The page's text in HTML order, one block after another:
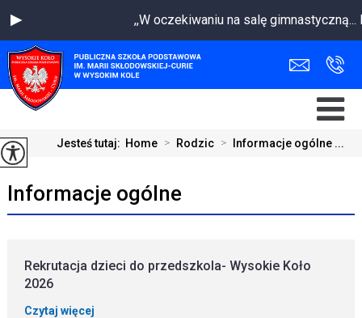
,,W oczekiwaniu na salę gimnastyczną...
Jesteś tutaj: Home > Rodzic > Informacje ogólne ...
Informacje ogólne
Rekrutacja dzieci do przedszkola- Wysokie Koło
2026
Czytaj więcej